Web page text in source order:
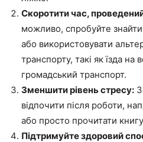
Скоротити час,
можливо, спробуйте
або використовувати
транспорту, такі як їзда на
громадський транспорт.
Зменшити рівень стресу:
відпочити після роботи,
або просто прочитати
Підтримуйте здоровий